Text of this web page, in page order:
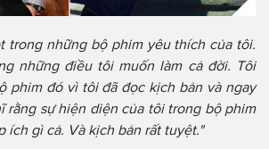
trong những bộ phim yêu thích của tôi.
những điều tôi muốn làm cả đời. Tôi
phim đó vì tôi đã đọc kịch bản và ngay
rằng sự hiện diện của tôi trong bộ phim
ích gì cả. Và kịch bản rất tuyệt."